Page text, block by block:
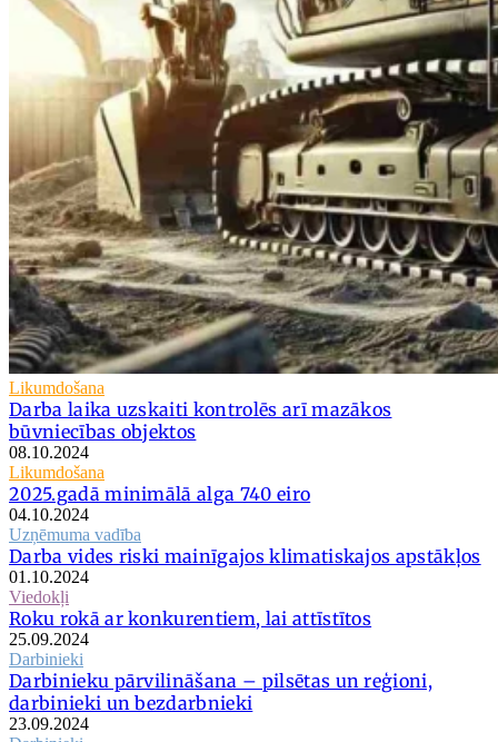
Likumdošana
Darba laika uzskaiti kontrolēs arī mazākos
būvniecības objektos
08.10.2024
Likumdošana
2025.gadā minimālā alga 740 eiro
04.10.2024
Uzņēmuma vadība
Darba vides riski mainīgajos klimatiskajos apstākļos
01.10.2024
Viedokļi
Roku rokā ar konkurentiem, lai attīstītos
25.09.2024
Darbinieki
Darbinieku pārvilināšana – pilsētas un reģioni,
darbinieki un bezdarbnieki
23.09.2024